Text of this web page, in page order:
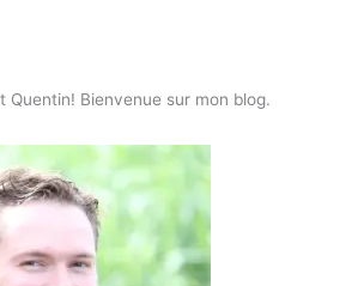
Quentin! Bienvenue sur mon blog.